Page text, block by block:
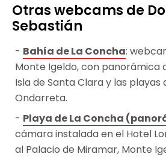
Otras webcams de
Sebastián
Bahía de La Concha:
Monte Igeldo, con panorámica
Isla de Santa Clara y las playas
Ondarreta.
Playa de La Concha
cámara instalada en el Hotel
al Palacio de Miramar, Monte